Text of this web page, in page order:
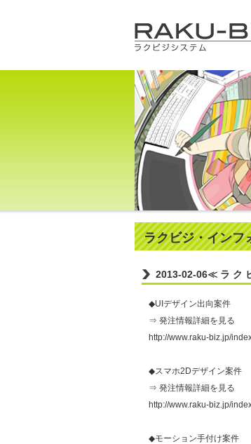
ラクビジ・インフ
2013-02-06≪ ラ ク
◆UIデザイン出向案件
⇒ 発注情報詳細を見る
http://www.raku-biz.jp/
◆スマホ2Dデザイン案件
⇒ 発注情報詳細を見る
http://www.raku-biz.jp/
◆モーション手付け案件